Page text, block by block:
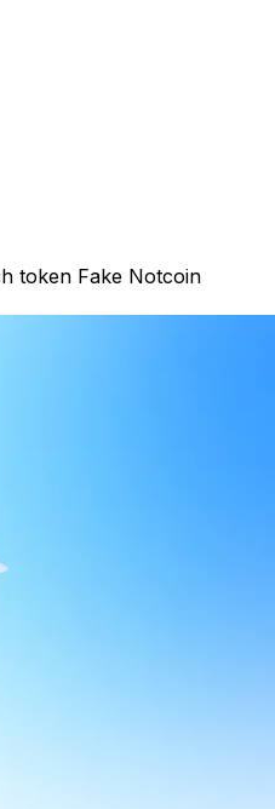
token Fake Notcoin